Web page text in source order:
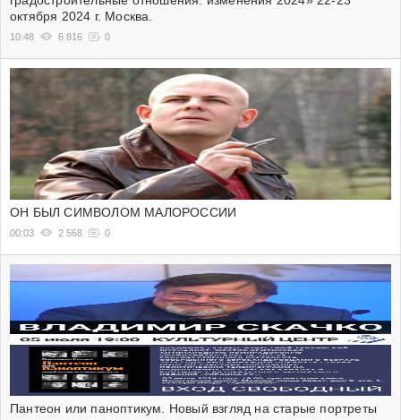
октября 2024 г. Москва.
10:48 6 816 0
ОН БЫЛ СИМВОЛОМ МАЛОРОССИИ
00:03 2 568 0
Пантеон или паноптикум. Новый взгляд на старые портреты